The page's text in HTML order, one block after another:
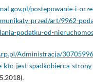
postepowanie-i-
przed/art/9962-
podatku-od-
Administracja/
kto-jest-spadkobierca-